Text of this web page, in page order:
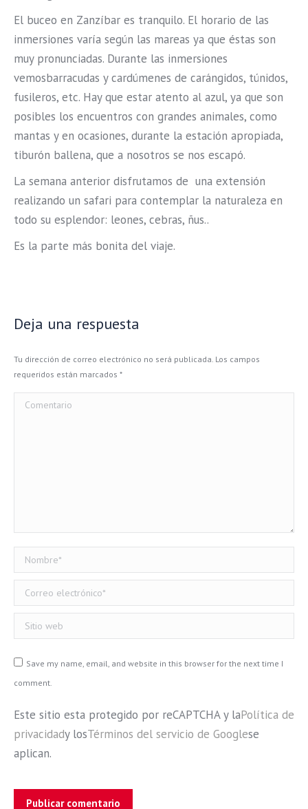
El buceo en Zanzíbar es tranquilo. El horario de las
inmersiones varía según las mareas ya que éstas son
muy pronunciadas. Durante las inmersiones
vemosbarracudas y cardúmenes de carángidos, túnidos,
fusileros, etc. Hay que estar atento al azul, ya que son
posibles los encuentros con grandes animales, como
mantas y en ocasiones, durante la estación apropiada,
tiburón ballena, que a nosotros se nos escapó.
La semana anterior disfrutamos de una extensión
realizando un safari para contemplar la naturaleza en
todo su esplendor: leones, cebras, ñus..
Es la parte más bonita del viaje.
Deja una respuesta
Tu dirección de correo electrónico no será publicada. Los campos
requeridos están marcados *
Comentario
Nombre *
Correo electrónico *
Sitio web
Save my name, email, and website in this browser for the next time I
comment.
Este sitio esta protegido por reCAPTCHA y laPolítica de
privacidady losTérminos del servicio de Googlese
aplican.
Publicar comentario